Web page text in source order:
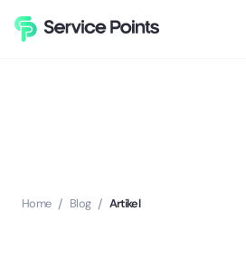
Home / Blog / Artikel